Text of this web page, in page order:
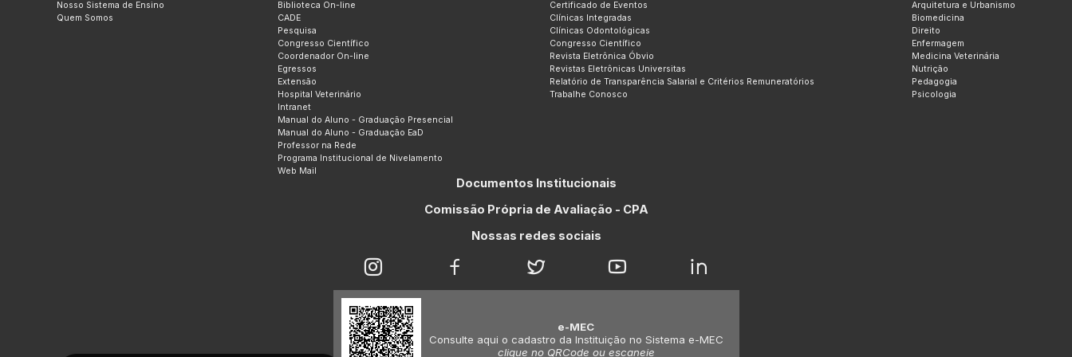
Nosso Sistema de Ensino
Quem Somos
Biblioteca On-line
CADE
Pesquisa
Congresso Científico
Coordenador On-line
Egressos
Extensão
Hospital Veterinário
Intranet
Manual do Aluno - Graduação Presencial
Manual do Aluno - Graduação EaD
Professor na Rede
Programa Institucional de Nivelamento
Web Mail
Certificado de Eventos
Clínicas Integradas
Clínicas Odontológicas
Congresso Científico
Revista Eletrônica Óbvio
Revistas Eletrônicas Universitas
Relatório de Transparência Salarial e Critérios Remuneratórios
Trabalhe Conosco
Arquitetura e Urbanismo
Biomedicina
Direito
Enfermagem
Medicina Veterinária
Nutrição
Pedagogia
Psicologia
Documentos Institucionais
Comissão Própria de Avaliação - CPA
Nossas redes sociais
e-MEC
Consulte aqui o cadastro da Instituição no Sistema e-MEC
clique no QRCode ou escaneie